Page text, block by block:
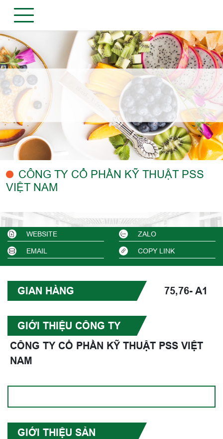
CÔNG TY CỔ PHẦN KỸ THUẬT PSS
VIỆT NAM
WEBSITE ZALO
EMAIL COPY LINK
GIAN HÀNG 75,76- A1
GIỚI THIỆU CÔNG TY
CÔNG TY CỔ PHẦN KỸ THUẬT PSS VIỆT
NAM
GIỚI THIỆU SẢN